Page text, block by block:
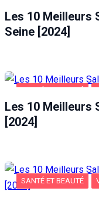
Les 10 Meilleurs
Seine [2024]
Les 10 Meilleurs
[2024]
SANTÉ ET BEAUTÉ